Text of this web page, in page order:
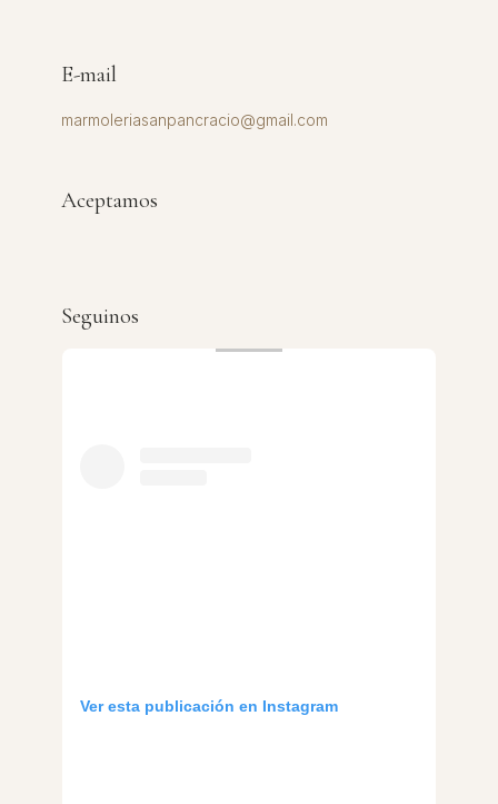
E-mail
marmoleriasanpancracio@gmail.com
Aceptamos
Seguinos
Ver esta publicación en Instagram